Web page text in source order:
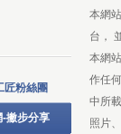
匠粉絲團
撇步分享
本網
台，
本網
作任
中所
照片